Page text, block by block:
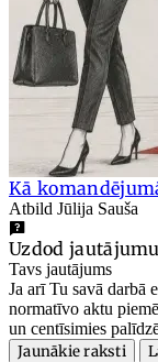
Kā
Atbild Jūlija Sauša
Uzdod
Tavs jautājums
Ja arī Tu savā darbā
normatīvo aktu
un centīsimies
Jaunākie raksti